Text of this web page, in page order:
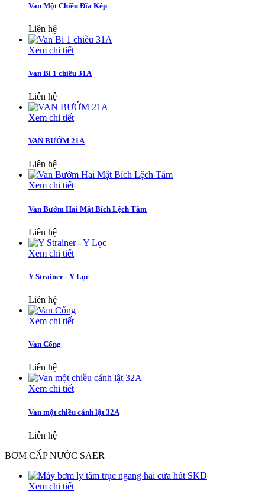
Van Một Chiều Đĩa Kép
Liên hệ
Xem chi tiết
Van Bi 1 chiều 31A
Liên hệ
Xem chi tiết
VAN BƯỚM 21A
Liên hệ
Xem chi tiết
Van Bướm Hai Mặt Bích Lệch Tâm
Liên hệ
Xem chi tiết
Y Strainer - Y Lọc
Liên hệ
Xem chi tiết
Van Cổng
Liên hệ
Xem chi tiết
Van một chiều cánh lật 32A
Liên hệ
BƠM CẤP NƯỚC SAER
Xem chi tiết